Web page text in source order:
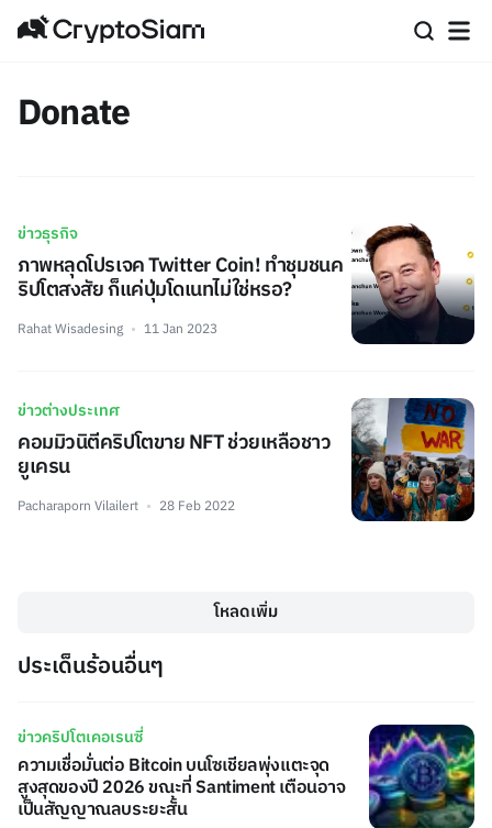
Donate
ข่าวธุรกิจ
ภาพหลุดโปรเจค Twitter Coin! ทำชุมชนค
ริปโตสงสัย ก็แค่ปุ่มโดเนทไม่ใช่หรอ?
Rahat Wisadesing 11 Jan 2023
ข่าวต่างประเทศ
คอมมิวนิตีคริปโตขาย NFT ช่วยเหลือชาว
ยูเครน
Pacharaporn Vilailert 28 Feb 2022
โหลดเพิ่ม
ประเด็นร้อนอื่นๆ
ข่าวคริปโตเคอเรนซี่
ความเชื่อมั่นต่อ Bitcoin บนโซเชียลพุ่งแตะจุด
สูงสุดของปี 2026 ขณะที่ Santiment เตือนอาจ
เป็นสัญญาณลบระยะสั้น